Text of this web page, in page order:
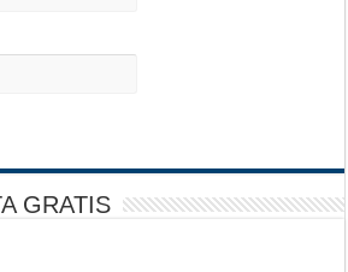
GRATIS